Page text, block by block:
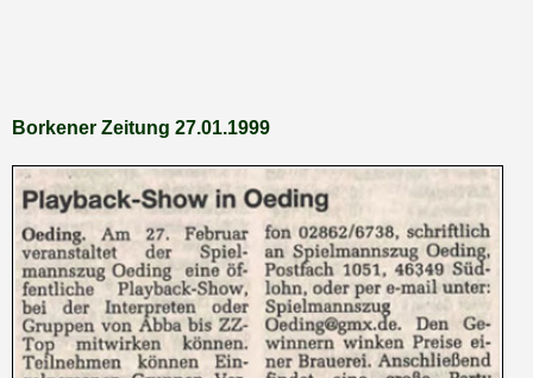
PRESSEBERICHTE 2017
PRESSEBERICHTE 2015
PRESSEBERICHTE 2014
PRESSEBERICHTE 2013
PRESSEBERICHTE 2012
PRESSEBERICHTE 2011
PRESSEBERICHTE 2010
Borkener Zeitung 27.01.1999